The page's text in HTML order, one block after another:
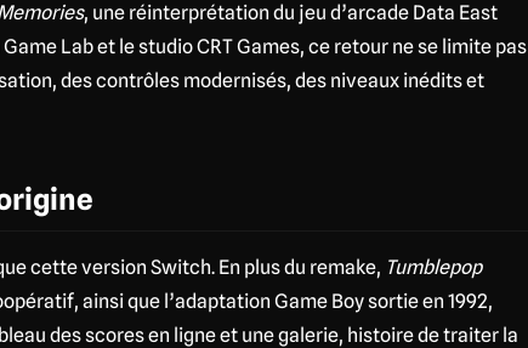
, une réinterprétation du jeu d’arcade Data East
Lab et le studio CRT Games, ce retour ne se limite pas
des contrôles modernisés, des niveaux inédits et
cette version Switch. En plus du remake, Tumblepop
ainsi que l’adaptation Game Boy sortie en 1992,
des scores en ligne et une galerie, histoire de traiter la